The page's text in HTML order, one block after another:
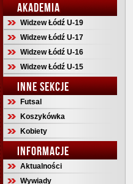
AKADEMIA
Widzew Łódź U-19
Widzew Łódź U-17
Widzew Łódź U-16
Widzew Łódź U-15
INNE SEKCJE
Futsal
Koszykówka
Kobiety
INFORMACJE
Aktualności
Wywiady